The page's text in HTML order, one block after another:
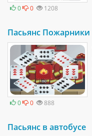
0 0 1208
Пасьянс Пожарники
0 0 888
Пасьянс в автобусе